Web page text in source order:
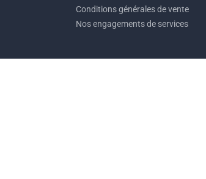
Conditions générales de vente
Nos engagements de services